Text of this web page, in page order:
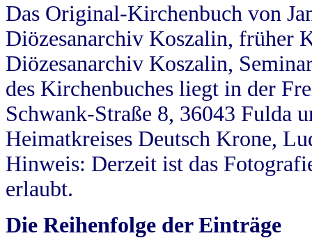
Das Original-Kirchenbuch von
Diözesanarchiv Koszalin, früher
Diözesanarchiv Koszalin,
des Kirchenbuches liegt in der
Schwank-Straße 8, 36043 Fulda
Heimatkreises Deutsch Krone,
Hinweis: Derzeit ist das
erlaubt.
Die Reihenfolge der Einträge